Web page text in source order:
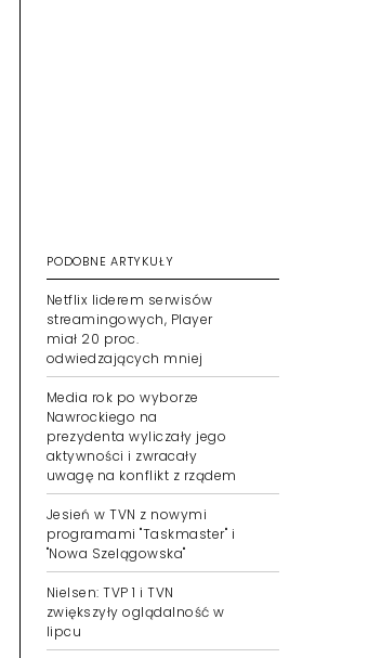
PODOBNE ARTYKUŁY
Netflix liderem serwisów
streamingowych, Player
miał 20 proc.
odwiedzających mniej
Media rok po wyborze
Nawrockiego na
prezydenta wyliczały jego
aktywności i zwracały
uwagę na konflikt z rządem
Jesień w TVN z nowymi
programami "Taskmaster" i
"Nowa Szelągowska"
Nielsen: TVP 1 i TVN
zwiększyły oglądalność w
lipcu